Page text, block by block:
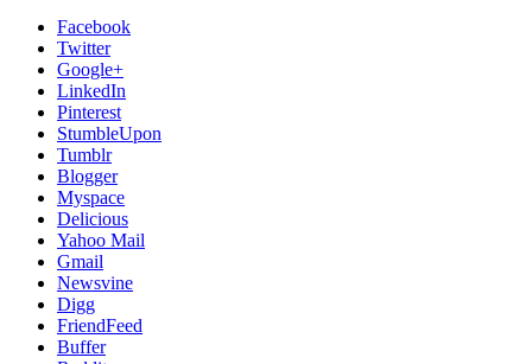
Facebook
Twitter
Google+
LinkedIn
Pinterest
StumbleUpon
Tumblr
Blogger
Myspace
Delicious
Yahoo Mail
Gmail
Newsvine
Digg
FriendFeed
Buffer